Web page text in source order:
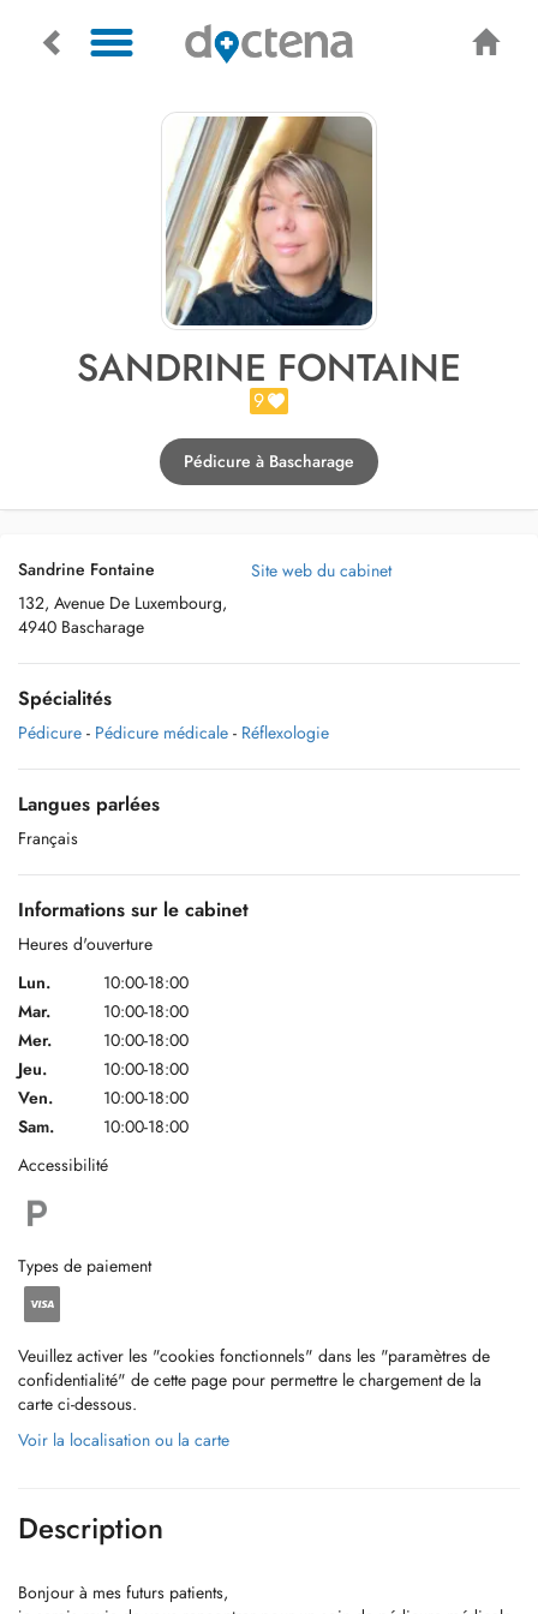
SANDRINE FONTAINE
9
Pédicure à Bascharage
Sandrine Fontaine
132, Avenue De Luxembourg,
4940 Bascharage
Site web du cabinet
Spécialités
Pédicure - Pédicure médicale - Réflexologie
Langues parlées
Français
Informations sur le cabinet
Heures d'ouverture
Lun.
10:00-18:00
Mar.
10:00-18:00
Mer.
10:00-18:00
Jeu.
10:00-18:00
Ven.
10:00-18:00
Sam.
10:00-18:00
Accessibilité
Types de paiement
Veuillez activer les "cookies fonctionnels" dans les "paramètres de
confidentialité" de cette page pour permettre le chargement de la
carte ci-dessous.
Voir la localisation ou la carte
Description
Bonjour à mes futurs patients,